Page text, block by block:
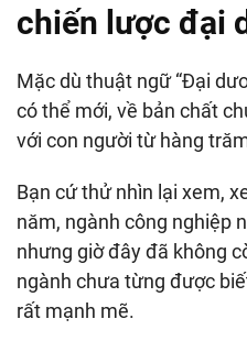
chiến lược đại
Mặc dù thuật ngữ “Đại
có thể mới, về bản chất
với con người từ hàng
Bạn cứ thử nhìn lại xem,
năm, ngành công nghiệp
nhưng giờ đây đã không
ngành chưa từng được
rất mạnh mẽ.